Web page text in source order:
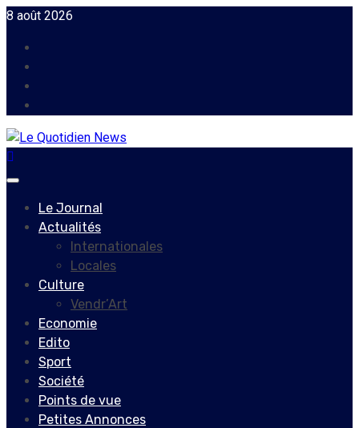
Skip
content
8 août 2026
Primary
Le Journal
Actualités
Internationales
Locales
Culture
Vendr’Art
Economie
Edito
Sport
Société
Points de vue
Petites Annonces